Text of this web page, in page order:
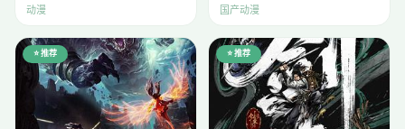
动漫 国产动漫
⭐ 推荐 ⭐ 推荐